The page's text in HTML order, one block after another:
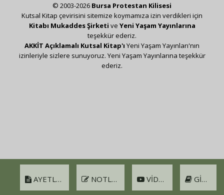
AYETLER NOTLAR VIDEO GIRIŞ
© 2003-2026 Bursa Protestan Kilisesi
Kutsal Kitap çevirisini sitemize koymamıza izin verdikleri için
Kitabı Mukaddes Şirketi ve Yeni Yaşam Yayınlarına
teşekkür ederiz.
AKKİT Açıklamalı Kutsal Kitap'ı Yeni Yaşam Yayınları'nın
izinleriyle sizlere sunuyoruz. Yeni Yaşam Yayınlarına teşekkür
ederiz.